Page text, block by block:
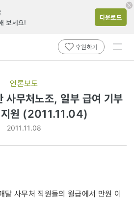
보세요!
다운로드
후원하기
전체
언론보도
사무처노조, 일부 급여 기부
지원 (2011.11.04)
2011.11.08
달 사무처 직원들의 월급에서 만원 이